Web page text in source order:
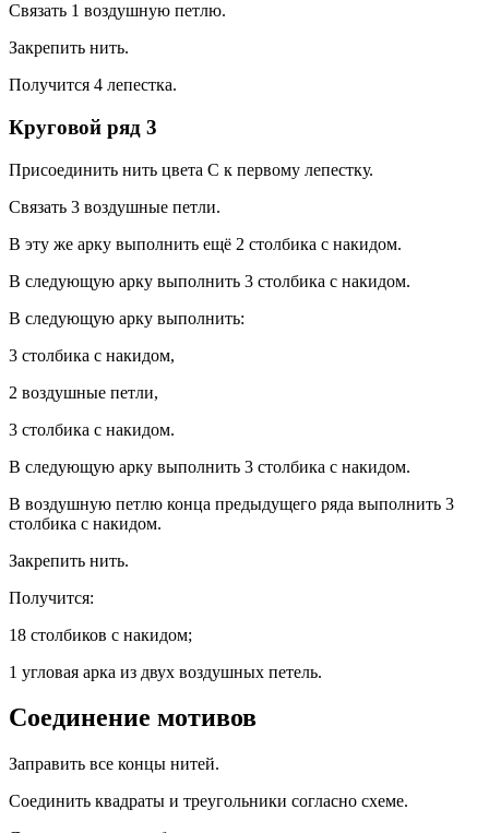
Связать 1 воздушную петлю.
Закрепить нить.
Получится 4 лепестка.
Круговой ряд 3
Присоединить нить цвета С к первому лепестку.
Связать 3 воздушные петли.
В эту же арку выполнить ещё 2 столбика с накидом.
В следующую арку выполнить 3 столбика с накидом.
В следующую арку выполнить:
3 столбика с накидом,
2 воздушные петли,
3 столбика с накидом.
В следующую арку выполнить 3 столбика с накидом.
В воздушную петлю конца предыдущего ряда выполнить 3
столбика с накидом.
Закрепить нить.
Получится:
18 столбиков с накидом;
1 угловая арка из двух воздушных петель.
Соединение мотивов
Заправить все концы нитей.
Соединить квадраты и треугольники согласно схеме.